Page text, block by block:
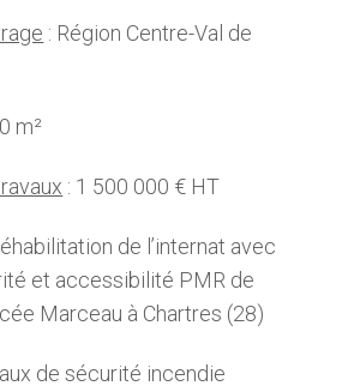
: Région Centre-Val de
m²
: 1 500 000 € HT
de l’internat avec
et accessibilité PMR de
Marceau à Chartres (28)
de sécurité incendie